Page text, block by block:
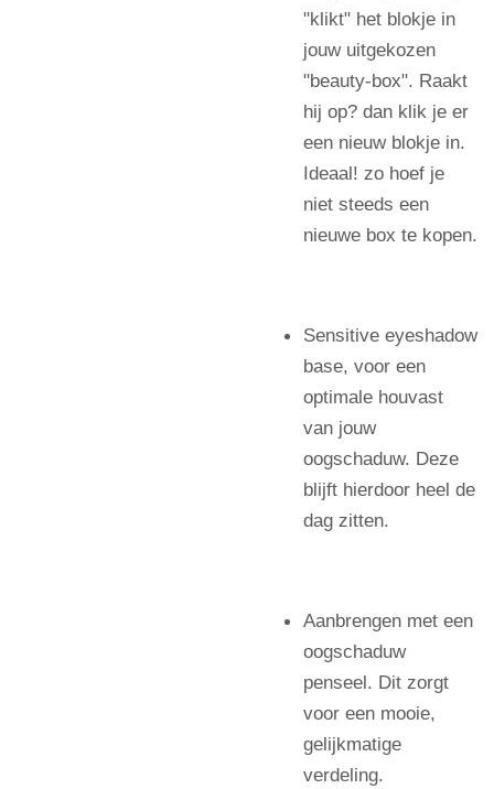
"klikt" het blokje in
jouw uitgekozen
"beauty-box". Raakt
hij op? dan klik je er
een nieuw blokje in.
Ideaal! zo hoef je
niet steeds een
nieuwe box te kopen.
Sensitive eyeshadow
base, voor een
optimale houvast
van jouw
oogschaduw. Deze
blijft hierdoor heel de
dag zitten.
Aanbrengen met een
oogschaduw
penseel. Dit zorgt
voor een mooie,
gelijkmatige
verdeling.